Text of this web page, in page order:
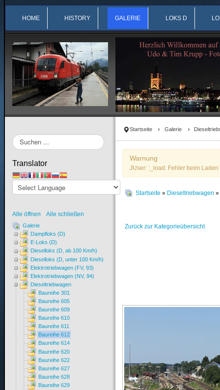
HOME HISTORY GALERIE LOKS D
Startseite Galerie
Warnung
JUser: :_load: Fehler beim
Startseite » Dieseltriebwagen
Zurück zur Kategorieübersicht
Suchen
...
Translator
Alle öffnen Alle schließen
Galerie
Dampfloks (D)
E-Loks (D)
Dieselloks (D, ab 100 Km/h)
Dieselloks (D, unter 100 Km/h)
Elektrotriebwagen (FV, 93)
Elektrotriebwagen (NV, 94)
Dieseltriebwagen
Baureihe 301
Baureihe 605
Baureihe 609
Baureihe 610
Baureihe 611
Baureihe 612
Baureihe 614
Baureihe 620
Baureihe 622
Baureihe 627
Baureihe 628
Baureihe 629